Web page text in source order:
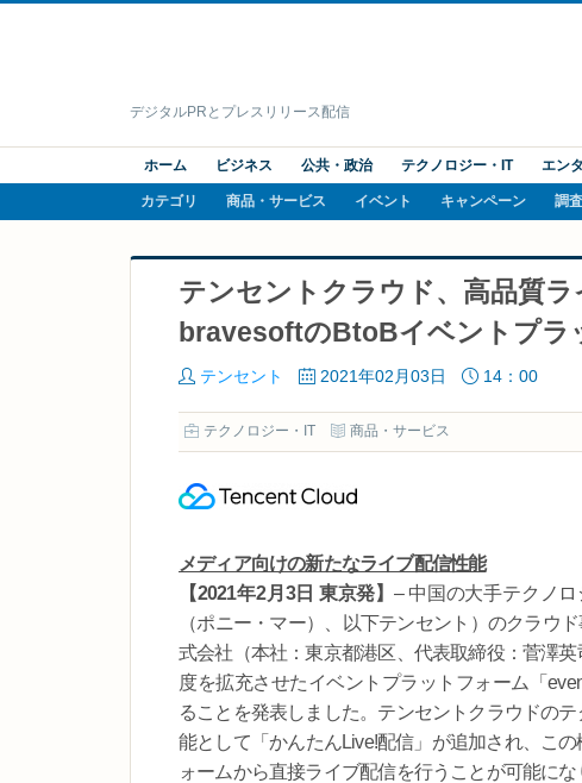
デジタルPRとプレスリリース配信
ホーム ビジネス 公共・政治 テクノロジー・IT エン
カテゴリ 商品・サービス イベント キャンペーン 調査
テンセントクラウド、高品質
bravesoftのBtoBイベントプラ
テンセント 2021年02月03日 14：00
テクノロジー・IT 商品・サービス
メディア向けの新たなライブ配信性能
【2021年2月3日 東京発】– 中国の大手テクノ
（ポニー・マー）、以下テンセント）のクラウ
式会社（本社：東京都港区、代表取締役：菅澤
度を拡充させたイベントプラットフォーム「
ることを発表しました。テンセントクラウドの
能として「かんたんLive!配信」が追加され、こ
ォームから直接ライブ配信を行うことが可能に